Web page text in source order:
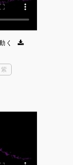
く
紫